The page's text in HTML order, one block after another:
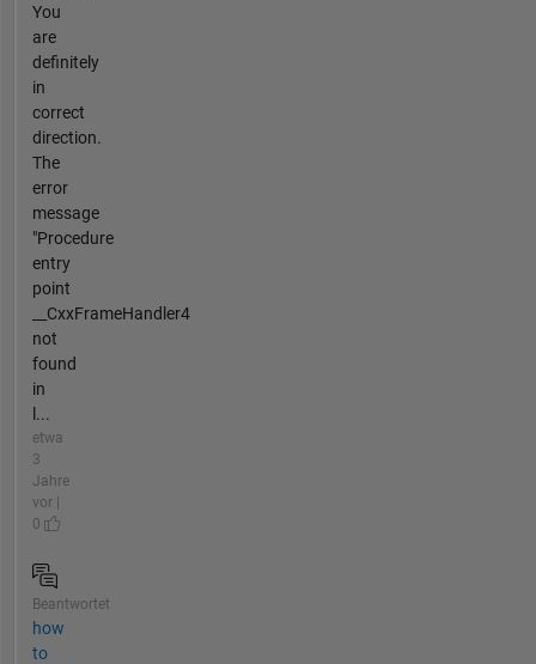
You
are
definitely
in
correct
direction.
The
error
message
"Procedure
entry
point
__CxxFrameHandler4
not
found
in
l...
etwa
3
Jahre
vor |
0
Beantwortet
how
to